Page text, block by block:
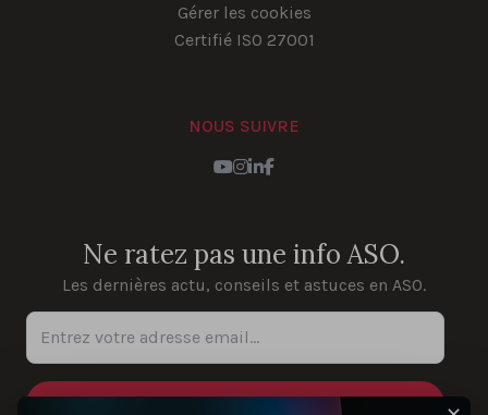
Gérer les cookies
Certifié ISO 27001
NOUS SUIVRE
YouTube
Instagram
LinkedIn
Facebook
Ne ratez pas une info ASO.
Les dernières actu, conseils et astuces en ASO.
Entrez votre adresse email...